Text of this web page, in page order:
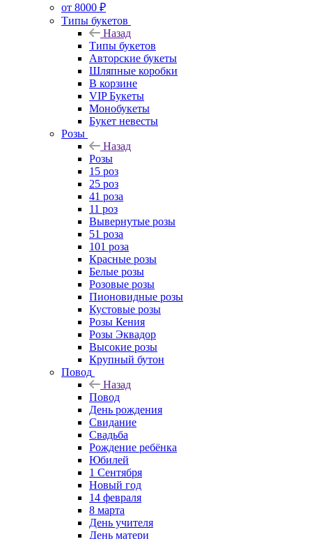
от 8000 ₽
Типы букетов
Назад
Типы букетов
Авторские букеты
Шляпные коробки
В корзине
VIP Букеты
Монобукеты
Букет невесты
Розы
Назад
Розы
15 роз
25 роз
41 роза
11 роз
Вывернутые розы
51 роза
101 роза
Красные розы
Белые розы
Розовые розы
Пионовидные розы
Кустовые розы
Розы Кения
Розы Эквадор
Высокие розы
Крупный бутон
Повод
Назад
Повод
День рождения
Свидание
Свадьба
Рождение ребёнка
Юбилей
1 Сентября
Новый год
14 февраля
8 марта
День учителя
День матери